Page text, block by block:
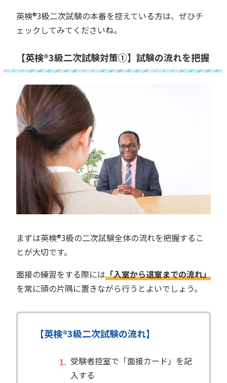
英検®︎3級二次試験の本番を控えている方は、ぜひチ
ェックしてみてくださいね。
【英検®︎3級二次試験対策①】試験の流れを把握
まずは英検®︎3級の二次試験全体の流れを把握するこ
とが大切です。
面接の練習をする際には「入室から退室までの流れ」
を常に頭の片隅に置きながら行うとよいでしょう。
【英検®︎3級二次試験の流れ】
受験者控室で「面接カード」を記
入する